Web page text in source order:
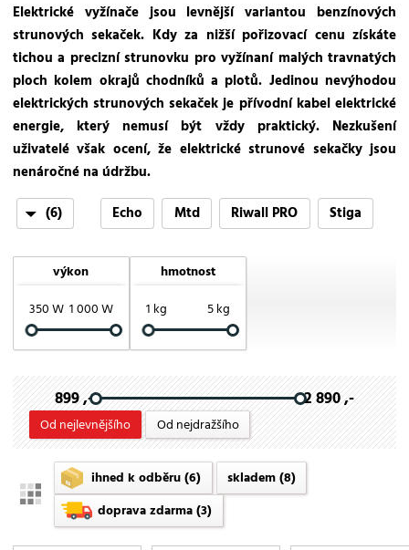
Elektrické vyžínače jsou levnější variantou benzínových
strunových sekaček. Kdy za nižší pořizovací cenu získáte
tichou a precizní strunovku pro vyžínaní malých travnatých
ploch kolem okrajů chodníků a plotů. Jedinou nevýhodou
elektrických strunových sekaček je přívodní kabel elektrické
energie, který nemusí být vždy praktický. Nezkušení
uživatelé však ocení, že elektrické strunové sekačky jsou
nenáročné na údržbu.
(6)
Echo Mtd Riwall PRO
Stiga
výkon
350 W 1 000 W
hmotnost
1 kg
5 kg
899 ,- 2 890 ,-
Od nejlevnějšího Od nejdražšího
ihned k odběru(6) skladem(8)
doprava zdarma(3)